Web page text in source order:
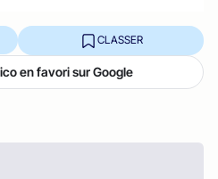
CLASSER
en favori sur Google